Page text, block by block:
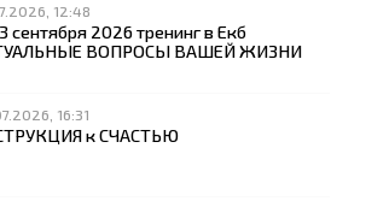
12:48
сентября 2026 тренинг в Екб
ВОПРОСЫ ВАШЕЙ ЖИЗНИ
16:31
к СЧАСТЬЮ